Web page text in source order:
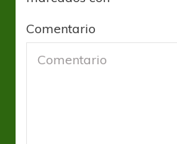
Comentario